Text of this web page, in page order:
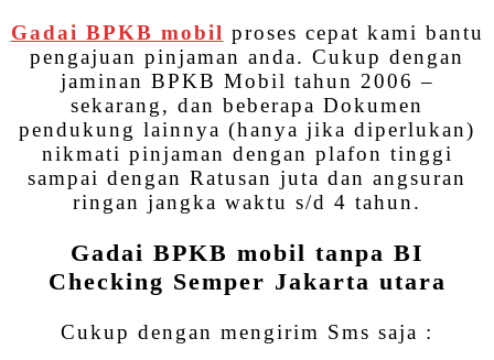
Gadai BPKB mobil proses cepat kami bantu
pengajuan pinjaman anda. Cukup dengan
jaminan BPKB Mobil tahun 2006 –
sekarang, dan beberapa Dokumen
pendukung lainnya (hanya jika diperlukan)
nikmati pinjaman dengan plafon tinggi
sampai dengan Ratusan juta dan angsuran
ringan jangka waktu s/d 4 tahun.
Gadai BPKB mobil tanpa BI
Checking Semper Jakarta utara
Cukup dengan mengirim Sms saja :